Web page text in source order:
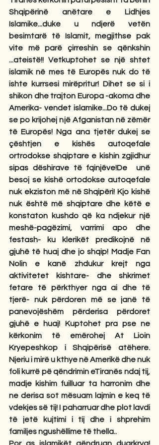
Shqipërinë anëtare e Lidhjes
Islamike...duke u ndjerë vetën
besimtarë të Islamit, megjithse pak
vite më parë çirreshin se qënkshin
...ateistë!! Vetkuptohet se një shtet
islamik në mes të Europës nuk do të
ishte kurrsesi mirëpritur! Dihet se si i
shikon dhe trajton Europa -akoma dhe
Amerika- vendet islamike...Do të dukej
se po krijohej një Afganistan në zëmër
të Europës! Nga ana tjetër dukej se
çështjen e kishës autoqefale
ortrodokse shqiptare e kishin zgjidhur
sipas dëshirave të fqinjëve!De  unë
besoj se kishë ortodokse autoqefale
nuk ekziston më në Shqipëri! Kjo kishë
nuk është më shqiptare dhe këtë e
konstaton kushdo që ka ndjekur një
meshë-pagëzimi, varrimi apo dhe
festash- ku klerikët predikojnë në
gjuhë të huaj dhe jo shqip! Madje Fan
Nolin e kanë zhdukur krejt nga
aktivitetet kishtare- dhe shkrimet
fetare të përkthyer nga ai dhe të
tjerë- nuk përdoren më se janë të
panevojëshëm përderisa përdoret
gjuhë e huaj! Kuptohet pra pse ne
kërkonim të emërohej At Lioin
Kryepeshkop i Shqipërisë atëhere.
Njeriu i mirë u kthye në Amerikë dhe nuk
foli kurrë pë qëndrimin eTiranës ndaj tij,
madje kishim fuilluar ta harronim dhe
ne derisa sot mësuam lajmin e keq të
vdekjes së tij! I paharruar dhe plot lavdi
të jetë kujtimi i tij dhe i shprehim
familjes ngushëllime të thella..